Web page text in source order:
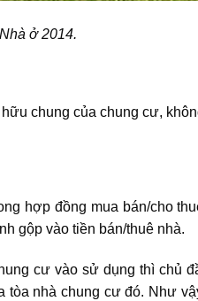
ở 2014.
chung của chung cư,
hợp đồng mua bán/cho
gộp vào tiền bán/thuê nhà.
cư vào sử dụng thì chủ
nhà chung cư đó. Như